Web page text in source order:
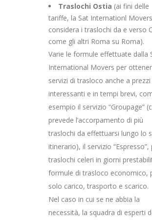
Traslochi Ostia (ai fini delle
tariffe, la Sat Internationl Movers
considera i traslochi da e verso
come gli altri Roma su Roma).
Varie le formule effettuate dalla
International Movers per
servizi di trasloco anche a prezzi
interessanti e in tempi brevi,
esempio il servizio “Groupage”
prevede l’accorpamento di più
traslochi da effettuarsi lungo lo
itinerario), il servizio “Espresso”,
traslochi celeri in giorni
formule di trasloco economico,
solo carico, trasporto e scarico.
Nel caso in cui se ne abbia la
necessità, la squadra di esperti